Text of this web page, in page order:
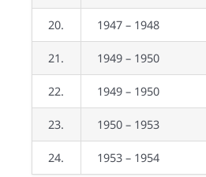
20. 1947 – 1948
21. 1949 – 1950
22. 1949 – 1950
23. 1950 – 1953
24. 1953 – 1954